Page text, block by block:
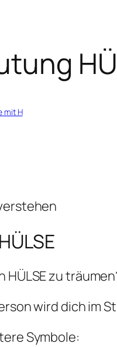
mit H
zu
wird dich im
Symbole: